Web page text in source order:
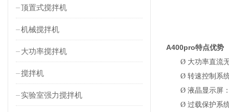
顶置式搅拌机
机械搅拌机
大功率搅拌机
搅拌机
实验室强力搅拌机
A400pro特点优势
Ø 大功率直流
Ø 转速控制系
Ø 液晶显示屏
Ø 过载保护系